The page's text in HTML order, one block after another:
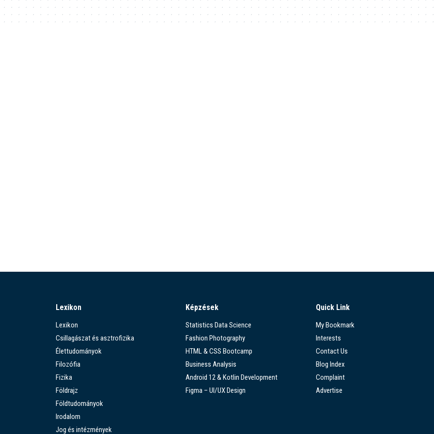
Lexikon
Lexikon
Csillagászat és asztrofizika
Élettudományok
Filozófia
Fizika
Földrajz
Földtudományok
Irodalom
Jog és intézmények
Képzések
Statistics Data Science
Fashion Photography
HTML & CSS Bootcamp
Business Analysis
Android 12 & Kotlin Development
Figma – UI/UX Design
Quick Link
My Bookmark
Interests
Contact Us
Blog Index
Complaint
Advertise